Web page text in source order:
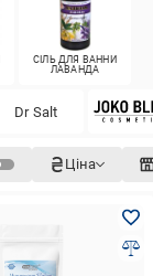
СІЛЬ ДЛЯ ВАННИ
ЛАВАНДА
Dr Salt
Ціна